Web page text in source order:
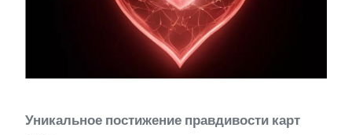
Уникальное постижение правдивости карт